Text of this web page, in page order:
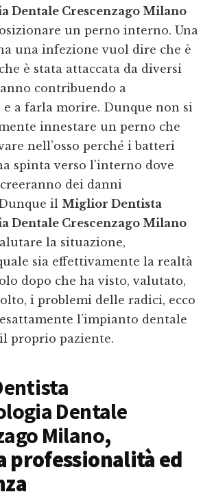
Dentale Crescenzago Milano
un perno interno. Una
una infezione vuol dire che è
è stata attaccata da diversi
contribuendo a
e a farla morire. Dunque non si
innestare un perno che
nell’osso perché i batteri
spinta verso l’interno dove
dei danni
il Miglior Dentista
Dentale Crescenzago Milano
la situazione,
sia effettivamente la realtà
dopo che ha visto, valutato,
i problemi delle radici, ecco
l’impianto dentale
proprio paziente.
Dentale
Milano,
professionalità ed